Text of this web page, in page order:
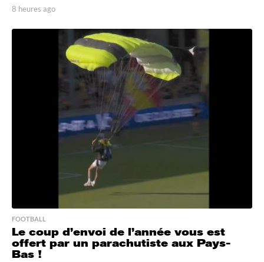
8 heures ago
e
FOOTBALL
Le coup d’envoi de l’année vous est
offert par un parachutiste aux Pays-
Bas !